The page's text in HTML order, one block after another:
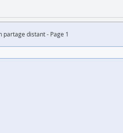
partage distant - Page 1